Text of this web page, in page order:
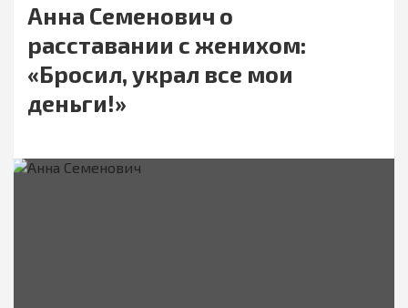
Анна Семенович о
расставании с женихом:
«Бросил, украл все мои
деньги!»